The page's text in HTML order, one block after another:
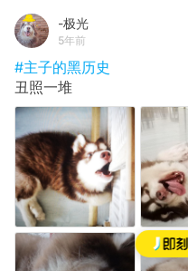
-极光
5年前
#主子的黑历史
丑照一堆